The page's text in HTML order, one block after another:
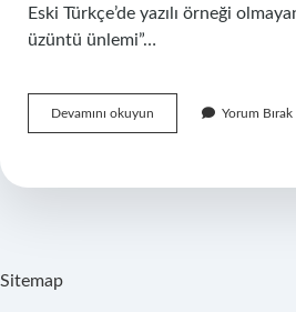
Eski Türkçe’de yazılı örneği
üzüntü ünlemi”…
Devamını okuyun
Türkçe
Yorum Bırak
Sitemap